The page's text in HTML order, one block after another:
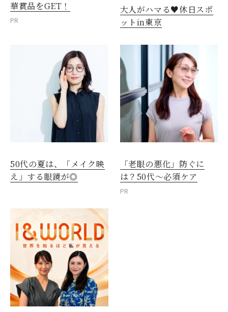
華賞品をGET！
PR
大人がハマる♥休日スポ
ットin東京
50代の夏は、「メイク映
え」する眼鏡が◎
「老眼の悪化」防ぐに
は？50代～必須ケア
PR